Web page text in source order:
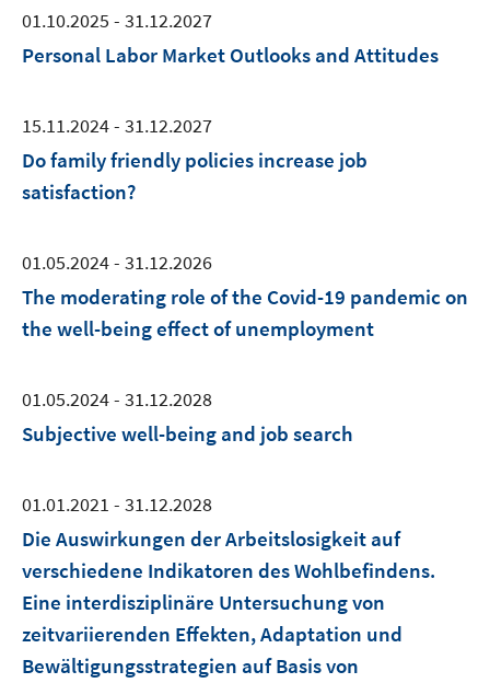
01.10.2025 - 31.12.2027
Personal Labor Market Outlooks and Attitudes
15.11.2024 - 31.12.2027
Do family friendly policies increase job
satisfaction?
01.05.2024 - 31.12.2026
The moderating role of the Covid-19 pandemic on
the well-being effect of unemployment
01.05.2024 - 31.12.2028
Subjective well-being and job search
01.01.2021 - 31.12.2028
Die Auswirkungen der Arbeitslosigkeit auf
verschiedene Indikatoren des Wohlbefindens.
Eine interdisziplinäre Untersuchung von
zeitvariierenden Effekten, Adaptation und
Bewältigungsstrategien auf Basis von